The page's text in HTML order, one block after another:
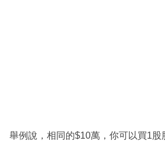
舉例說，相同的$10萬，你可以買1股